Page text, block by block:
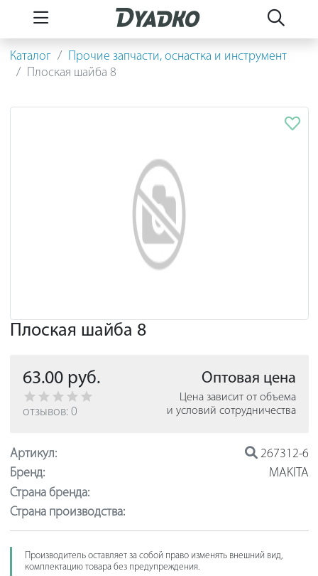
Каталог
Прочие запчасти, оснастка и инструмент
Плоская шайба 8
Плоская шайба 8
63.00 руб.
отзывов: 0
Оптовая цена
Цена зависит от объема
и условий сотрудничества
Артикул:
267312-6
Бренд:
MAKITA
Страна бренда:
Страна производства:
Производитель оставляет за собой право изменять внешний вид,
комплектацию товара без предупреждения.